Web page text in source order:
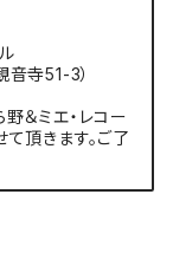
寺51-3）
ミエ・レコー
て頂きます。ご了